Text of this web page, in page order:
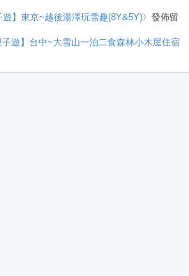
遊】東京~越後湯澤玩雪趣(8Y&5Y)〉發佈留
子遊】台中~大雪山一泊二食森林小木屋住宿